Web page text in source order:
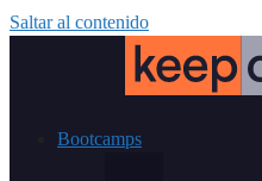
Saltar al contenido
Bootcamps